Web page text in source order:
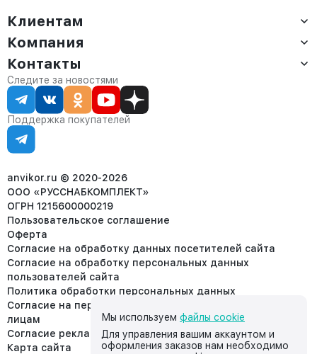
Клиентам
Доставка
Оплата
Сервис
Статус заказа
Статьи
Компания
О компании
Контакты
Партнёрам
Контакты
Отдел продаж:
8 (800) 234-22-62
corp@anvikor.ru
Ежедневно, с 7:00-19:00 (МСК)
Отдел рекламации:
8 (953) 455-25-61
Следите за новостями
Поддержка покупателей
anvikor.ru © 2020-2026
ООО «РУССНАБКОМПЛЕКТ»
ОГРН 1215600000219
Пользовательское соглашение
Оферта
Согласие на обработку данных посетителей сайта
Согласие на обработку персональных данных
пользователей сайта
Политика обработки персональных данных
Согласие на передачу персональных данных третьим
лицам
Согласие реклама
Карта сайта
Мы используем файлы cookie
Для управления вашим аккаунтом и
оформления заказов нам необходимо